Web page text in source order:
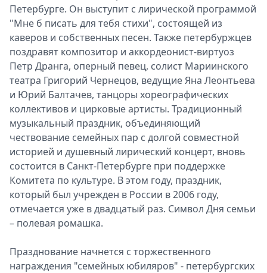
Петербурге. Он выступит с лирической программой
"Мне б писать для тебя стихи", состоящей из
каверов и собственных песен. Также петербуржцев
поздравят композитор и аккордеонист-виртуоз
Петр Дранга, оперный певец, солист Мариинского
театра Григорий Чернецов, ведущие Яна Леонтьева
и Юрий Балтачев, танцоры хореографических
коллективов и цирковые артисты. Традиционный
музыкальный праздник, объединяющий
чествование семейных пар с долгой совместной
историей и душевный лирический концерт, вновь
состоится в Санкт-Петербурге при поддержке
Комитета по культуре. В этом году, праздник,
который был учрежден в России в 2006 году,
отмечается уже в двадцатый раз. Символ Дня семьи
– полевая ромашка.
Празднование начнется с торжественного
награждения "семейных юбиляров" - петербургских